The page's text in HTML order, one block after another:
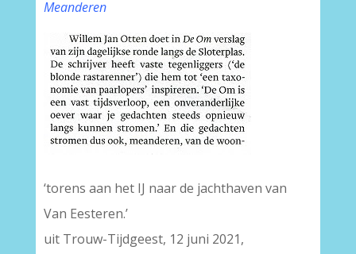
Meanderen
‘torens aan het IJ naar de jachthaven van
Van Eesteren.’
uit Trouw-Tijdgeest, 12 juni 2021,